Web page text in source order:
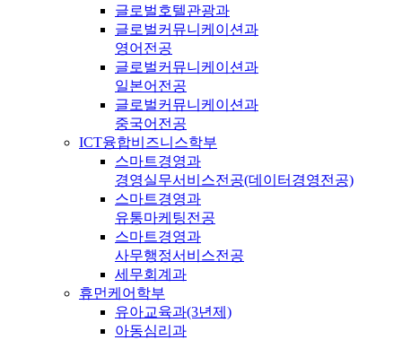
글로벌호텔관광과
글로벌커뮤니케이션과
영어전공
글로벌커뮤니케이션과
일본어전공
글로벌커뮤니케이션과
중국어전공
ICT융합비즈니스학부
스마트경영과
경영실무서비스전공(데이터경영전공)
스마트경영과
유통마케팅전공
스마트경영과
사무행정서비스전공
세무회계과
휴먼케어학부
유아교육과(3년제)
아동심리과